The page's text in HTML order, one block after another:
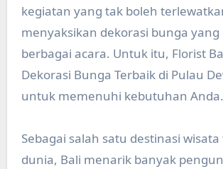
kegiatan yang tak boleh
menyaksikan dekorasi bunga yang
berbagai acara. Untuk itu, Florist
Dekorasi Bunga Terbaik di Pulau
untuk memenuhi kebutuhan Anda.
Sebagai salah satu destinasi
dunia, Bali menarik banyak